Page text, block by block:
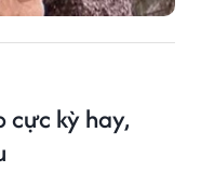
cực kỳ hay,